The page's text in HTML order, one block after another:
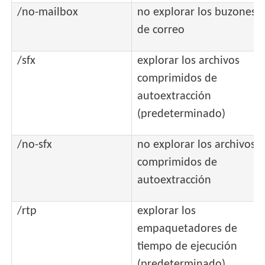
/no-mailbox
no explorar los buzones
de correo
/sfx
explorar los archivos
comprimidos de
autoextracción
(predeterminado)
/no-sfx
no explorar los archivos
comprimidos de
autoextracción
/rtp
explorar los
empaquetadores de
tiempo de ejecución